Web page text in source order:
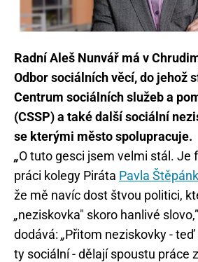
Radní Aleš Nunvář má v
Odbor sociálních věcí, do jehož
Centrum sociálních služeb a
(CSSP) a také další sociální
se kterými město spolupracuje.
„O tuto gesci jsem velmi stál. Je
práci kolegy Piráta Pavla
že mě navíc dost štvou politici,
„neziskovka" skoro hanlivé
dodává: „Přitom neziskovky -
ty sociální - dělají spoustu práce